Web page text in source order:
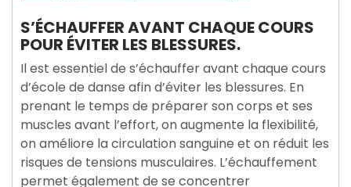
S’ÉCHAUFFER AVANT CHAQUE COURS
POUR ÉVITER LES BLESSURES.
Il est essentiel de s’échauffer avant chaque cours
d’école de danse afin d’éviter les blessures. En
prenant le temps de préparer son corps et ses
muscles avant l’effort, on augmente la flexibilité,
on améliore la circulation sanguine et on réduit les
risques de tensions musculaires. L’échauffement
permet également de se concentrer